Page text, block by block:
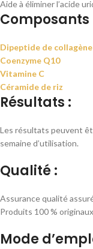
Aide à éliminer l’acide
Dipeptide de collagène
Coenzyme Q10
Vitamine C
Céramide de riz
Résultats :
Les résultats peuvent
semaine d’utilisation.
Qualité :
Assurance qualité
Produits 100 %
Mode